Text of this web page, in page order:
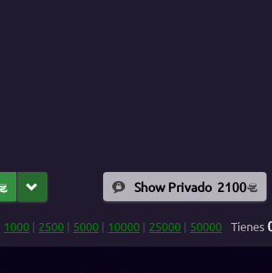
Show Privado 2100
1000 | 2500 | 5000 | 10000 | 25000 | 50000 Tienes